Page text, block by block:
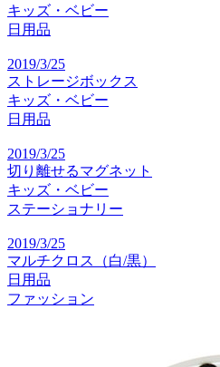
キッズ・ベビー
日用品
2019/3/25
ストレージボックス
キッズ・ベビー
日用品
2019/3/25
切り離せるマグネット
キッズ・ベビー
ステーショナリー
2019/3/25
マルチクロス（白/黒）
日用品
ファッション